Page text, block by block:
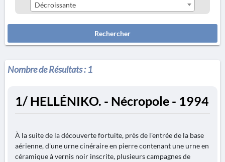
Décroissante
Rechercher
Nombre de Résultats :1
1/ HELLÉNIKO. - Nécropole - 1994
À la suite de la découverte fortuite, près de l'entrée de la base
aérienne, d'une urne cinéraire en pierre contenant une urne en
céramique à vernis noir inscrite, plusieurs campagnes de